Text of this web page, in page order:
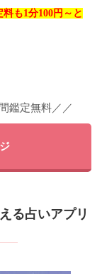
も1分100円～と
鑑定無料／／
る占いアプリ